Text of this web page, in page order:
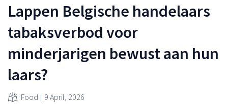
Lappen Belgische handelaars
tabaksverbod voor
minderjarigen bewust aan hun
laars?
Food 9 April, 2026